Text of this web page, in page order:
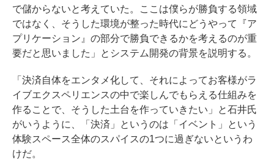
で儲からないと考えていた。ここは僕らが勝負する領域
ではなく、そうした環境が整った時代にどうやって『ア
プリケーション』の部分で勝負できるかを考えるのが重
要だと思いました」とシステム開発の背景を説明する。
「決済自体をエンタメ化して、それによってお客様がラ
イブエクスペリエンスの中で楽しんでもらえる仕組みを
作ることで、そうした土台を作っていきたい」と石井氏
がいうように、「決済」というのは「イベント」という
体験スペース全体のスパイスの1つに過ぎないというわ
けだ。